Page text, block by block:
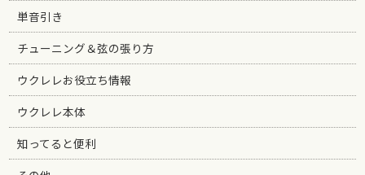
単音引き
チューニング＆弦の張り方
ウクレレお役立ち情報
ウクレレ本体
知ってると便利